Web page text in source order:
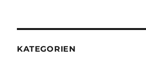
KATEGORIEN